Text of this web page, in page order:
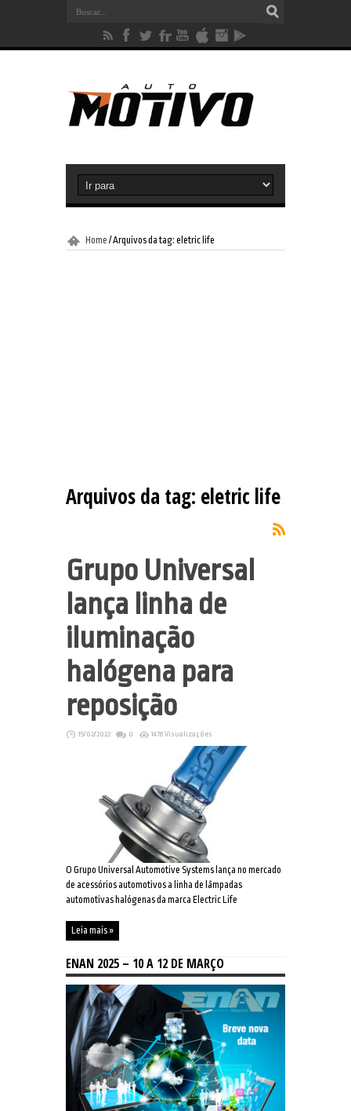
Home /Arquivos da tag: eletric life
Arquivos da tag: eletric life
Grupo Universal
lança linha de
iluminação
halógena para
reposição
15/02/2022 0 1478 Visualizações
O Grupo Universal Automotive Systems lança no mercado
de acessórios automotivos a linha de lâmpadas
automotivas halógenas da marca Electric Life
Leia mais »
ENAN 2025 – 10 A 12 DE MARÇO